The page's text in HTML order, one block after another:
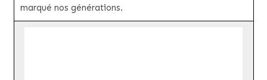
marqué nos générations.